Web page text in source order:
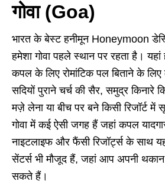
गोवा (Goa)
भारत के बेस्ट हनीमून Honeymoon
हमेशा गोवा पहले स्थान पर रहता है।
कपल के लिए रोमांटिक पल बिताने के
सदियों पुराने चर्च की सैर, समुद्र किनारे
मज़े लेना या बीच पर बने किसी रिजॉर्ट
गोवा में कई ऐसी जगह हैं जहां कपल
नाइटलाइफ और फैंसी रिजॉर्ट्स के साथ
सेंटर्स भी मौजूद हैं, जहां आप अपनी
सकते हैं।